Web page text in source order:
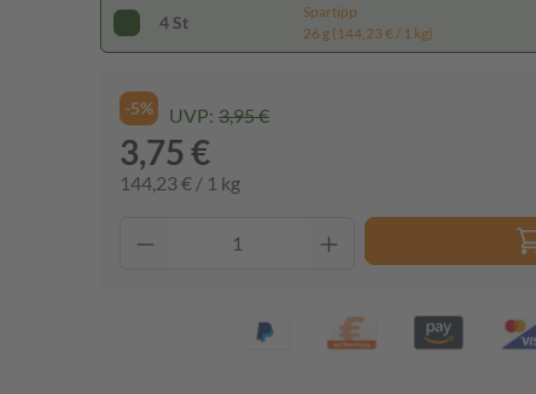
4 St
Spartipp
26 g (144,23 € / 1 kg)
-5% UVP: 3,95 €
3,75 €
144,23 € / 1 kg